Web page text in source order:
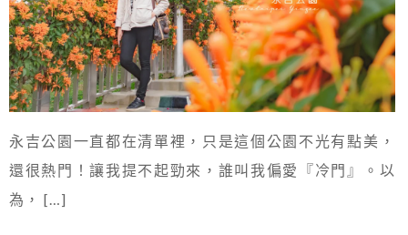
永吉公園一直都在清單裡，只是這個公園不光有點美，
還很熱門！讓我提不起勁來，誰叫我偏愛『冷門』。以
為， […]